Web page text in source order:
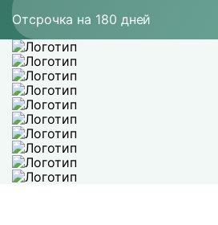
Отсрочка на 180 дней
Банки
партнеры